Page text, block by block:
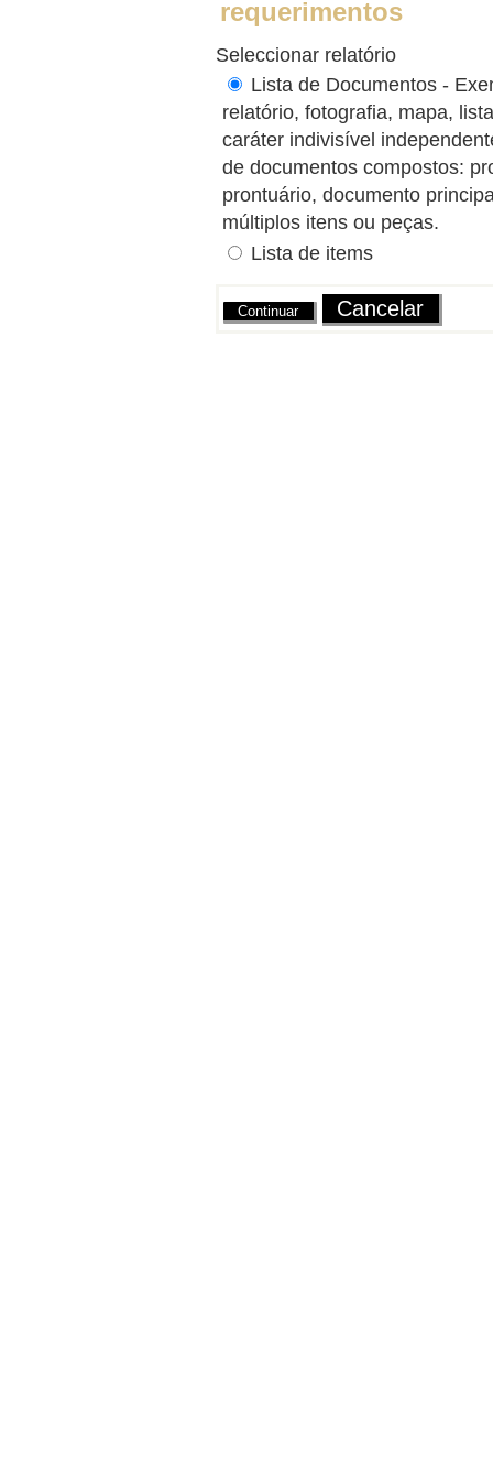
requerimentos
Seleccionar relatório
Lista de Documentos -
relatório, fotografia, mapa,
caráter indivisível
de documentos compostos:
prontuário, documento
múltiplos itens ou peças.
Lista de items
Ações Cancelar